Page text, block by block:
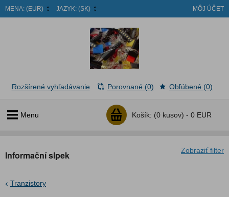
MENA: (EUR) JAZYK: (SK) MÔJ ÚČET
Menu Košík: (0 kusov) - 0 EUR
Rozšírené vyhľadávanie Porovnané (0) Obľúbené (0)
Zobraziť filter
Informační slpek
Tranzistory